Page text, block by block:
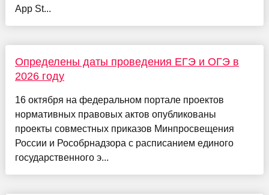
App St...
Определены даты проведения ЕГЭ и ОГЭ в
2026 году
16 октября на федеральном портале проектов
нормативных правовых актов опубликованы
проекты совместных приказов Минпросвещения
России и Рособрнадзора с расписанием единого
государственного э...